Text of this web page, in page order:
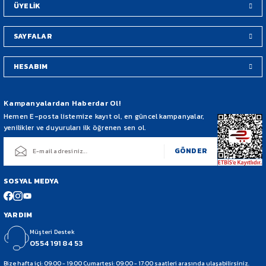
ÜYELİK
SAYFALAR
HESABIM
Kampanyalardan Haberdar Ol!
Hemen E-posta listemize kayıt ol, en güncel kampanyalar,
yenilikler ve duyuruları ilk öğrenen sen ol.
GÖNDER
SOSYAL MEDYA
YARDIM
Müşteri Destek
0554 191 84 53
Bize hafta içi: 09:00 - 19:00 Cumartesi: 09:00 - 17:00 saatleri arasında ulaşabilirsiniz.